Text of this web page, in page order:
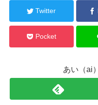
Twitter
Pocket
あい（ai